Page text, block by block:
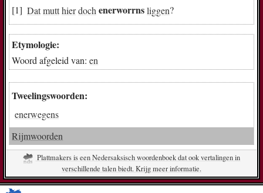
Datmutthierdoch enerworrnsliggen?
Etymologie:
Woord afgeleid van:en
Tweelingswoorden:
enerwegens
Rijmwoorden
Plattmakers is een Nedersaksisch woordenboek dat ook vertalingen in
verschillende talen biedt. Krijg meer informatie.